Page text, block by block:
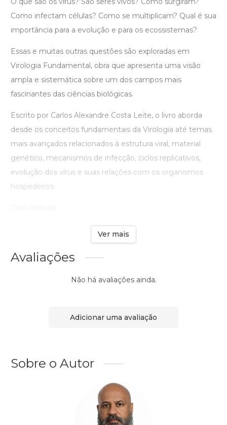
Como infectam células? Como se multiplicam? Qual é sua
importância para a evolução e para os ecossistemas?
Essas e muitas outras questões são exploradas em
Virologia Fundamental, obra que apresenta uma visão
ampla e sistemática sobre um dos campos mais
fascinantes das ciências biológicas.
Escrito por Carlos Alexandre Costa Leite, o livro aborda
desde os conceitos fundamentais da Virologia até temas
mais avançados relacionados à estrutura viral, material
genético, mecanismos de infecção, ciclos replicativos,
evolução dos vírus e suas relações com os organismos
hospedeiros.
Ver mais
Avaliações
Não há avaliações ainda.
Adicionar uma avaliação
Sobre o Autor